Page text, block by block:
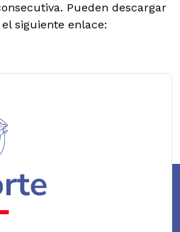
Pueden descargar
siguiente enlace: